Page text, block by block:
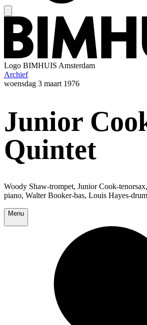
Logo BIMHUIS Amsterdam
Archief
woensdag 3 maart 1976
Junior
Quintet
Woody Shaw-trompet, Junior Cook-
piano, Walter Booker-bas, Louis Hayes-
Menu